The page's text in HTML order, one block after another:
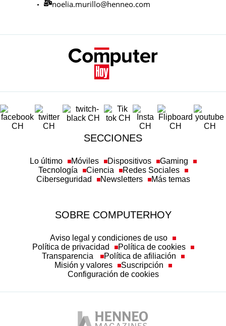
noelia.murillo@henneo.com
SECCIONES
Lo último Móviles Dispositivos
Gaming
Tecnología
Ciencia
Redes Sociales
Ciberseguridad
Newsletters Más temas
SOBRE COMPUTERHOY
Aviso legal y condiciones de uso
Política de privacidad
Política de cookies
Transparencia
Política de afiliación
Misión y valores
Suscripción
Configuración de cookies